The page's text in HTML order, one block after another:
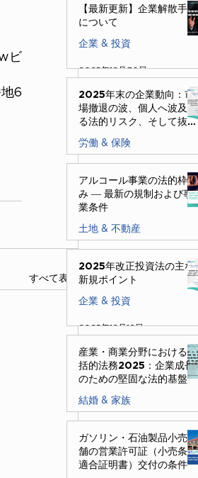
ビ
6
すべて表示
【最新更新】企業解散手続
について
企業 & 投資
2025年12月30日
2025年末の企業動向：市
場撤退の波、個人へ波及す
る法的リスク、そして抜本
労働 & 保険
アルコール事業の法的枠組
み ― 最新の規制および事
業条件
土地 & 不動産
2025年改正投資法の主な
新規ポイント
企業 & 投資
2025年12月18日
産業・商業分野における包
括的法務2025：企業成長
のための堅固な法的基盤
結婚 & 家族
ガソリン・石油製品小売店
舗の営業許可証（小売条件
適合証明書）交付の条件